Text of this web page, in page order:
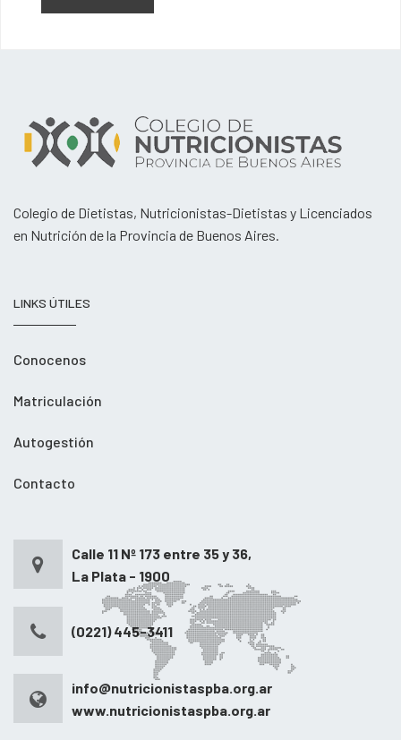
Colegio de Dietistas, Nutricionistas-Dietistas y Licenciados
en Nutrición de la Provincia de Buenos Aires.
LINKS ÚTILES
Conocenos
Matriculación
Autogestión
Contacto
Calle 11 Nº 173 entre 35 y 36,
La Plata - 1900
(0221) 445-3411
info@nutricionistaspba.org.ar
www.nutricionistaspba.org.ar